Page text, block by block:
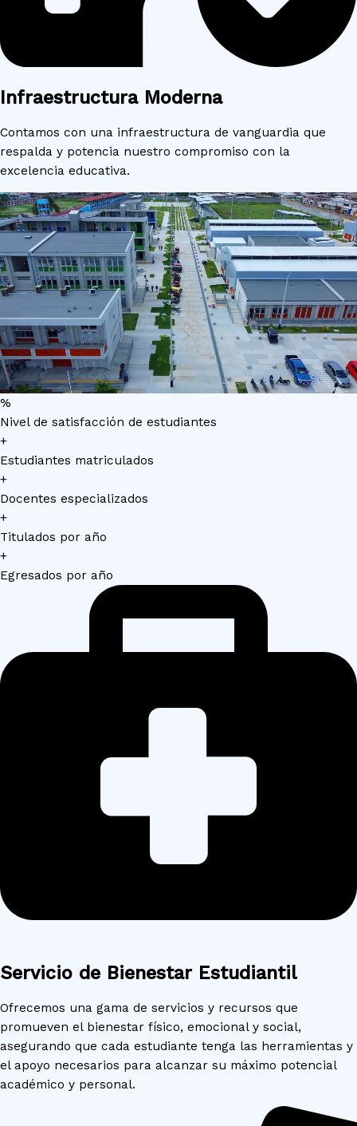
Infraestructura Moderna
Contamos con una infraestructura de vanguardia que
respalda y potencia nuestro compromiso con la
excelencia educativa.
%
Nivel de satisfacción de estudiantes
+
Estudiantes matriculados
+
Docentes especializados
+
Titulados por año
+
Egresados por año
Servicio de Bienestar Estudiantil
Ofrecemos una gama de servicios y recursos que
promueven el bienestar físico, emocional y social,
asegurando que cada estudiante tenga las herramientas y
el apoyo necesarios para alcanzar su máximo potencial
académico y personal.